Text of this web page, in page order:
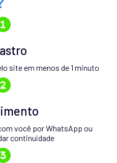
site em menos de 1 minuto
você por WhatsApp ou
continuidade